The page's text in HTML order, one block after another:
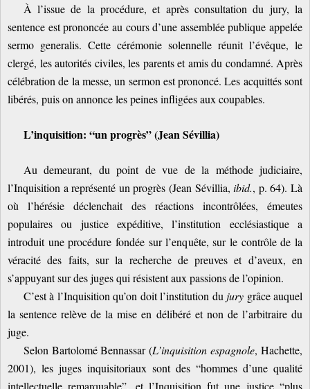
À l’issue de la procédure, et après consultation du jury, la
sentence est prononcée au cours d’une assemblée publique appelée
sermo generalis. Cette cérémonie solennelle réunit l’évêque, le
clergé, les autorités civiles, les parents et amis du condamné. Après
célébration de la messe, un sermon est prononcé. Les acquittés sont
libérés, puis on annonce les peines infligées aux coupables.
L’inquisition: “un progrès” (Jean Sévillia)
Au demeurant, du point de vue de la méthode judiciaire,
l’Inquisition a représenté un progrès (Jean Sévillia,ibid., p. 64). Là
où l’hérésie déclenchait des réactions incontrôlées, émeutes
populaires ou justice expéditive, l’institution ecclésiastique a
introduit une procédure fondée sur l’enquête, sur le contrôle de la
véracité des faits, sur la recherche de preuves et d’aveux, en
s’appuyant sur des juges qui résistent aux passions de l’opinion.
C’est à l’Inquisition qu’on doit l’institution du jury grâce auquel
la sentence relève de la mise en délibéré et non de l’arbitraire du
juge.
Selon Bartolomé Bennassar (L’inquisition espagnole, Hachette,
2001), les juges inquisitoriaux sont des “hommes d’une qualité
intellectuelle remarquable”, et l’Inquisition fut une justice “plus